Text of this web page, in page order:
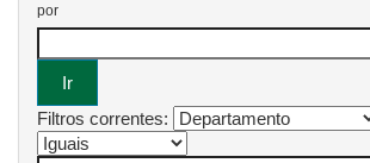
por
Filtros correntes: